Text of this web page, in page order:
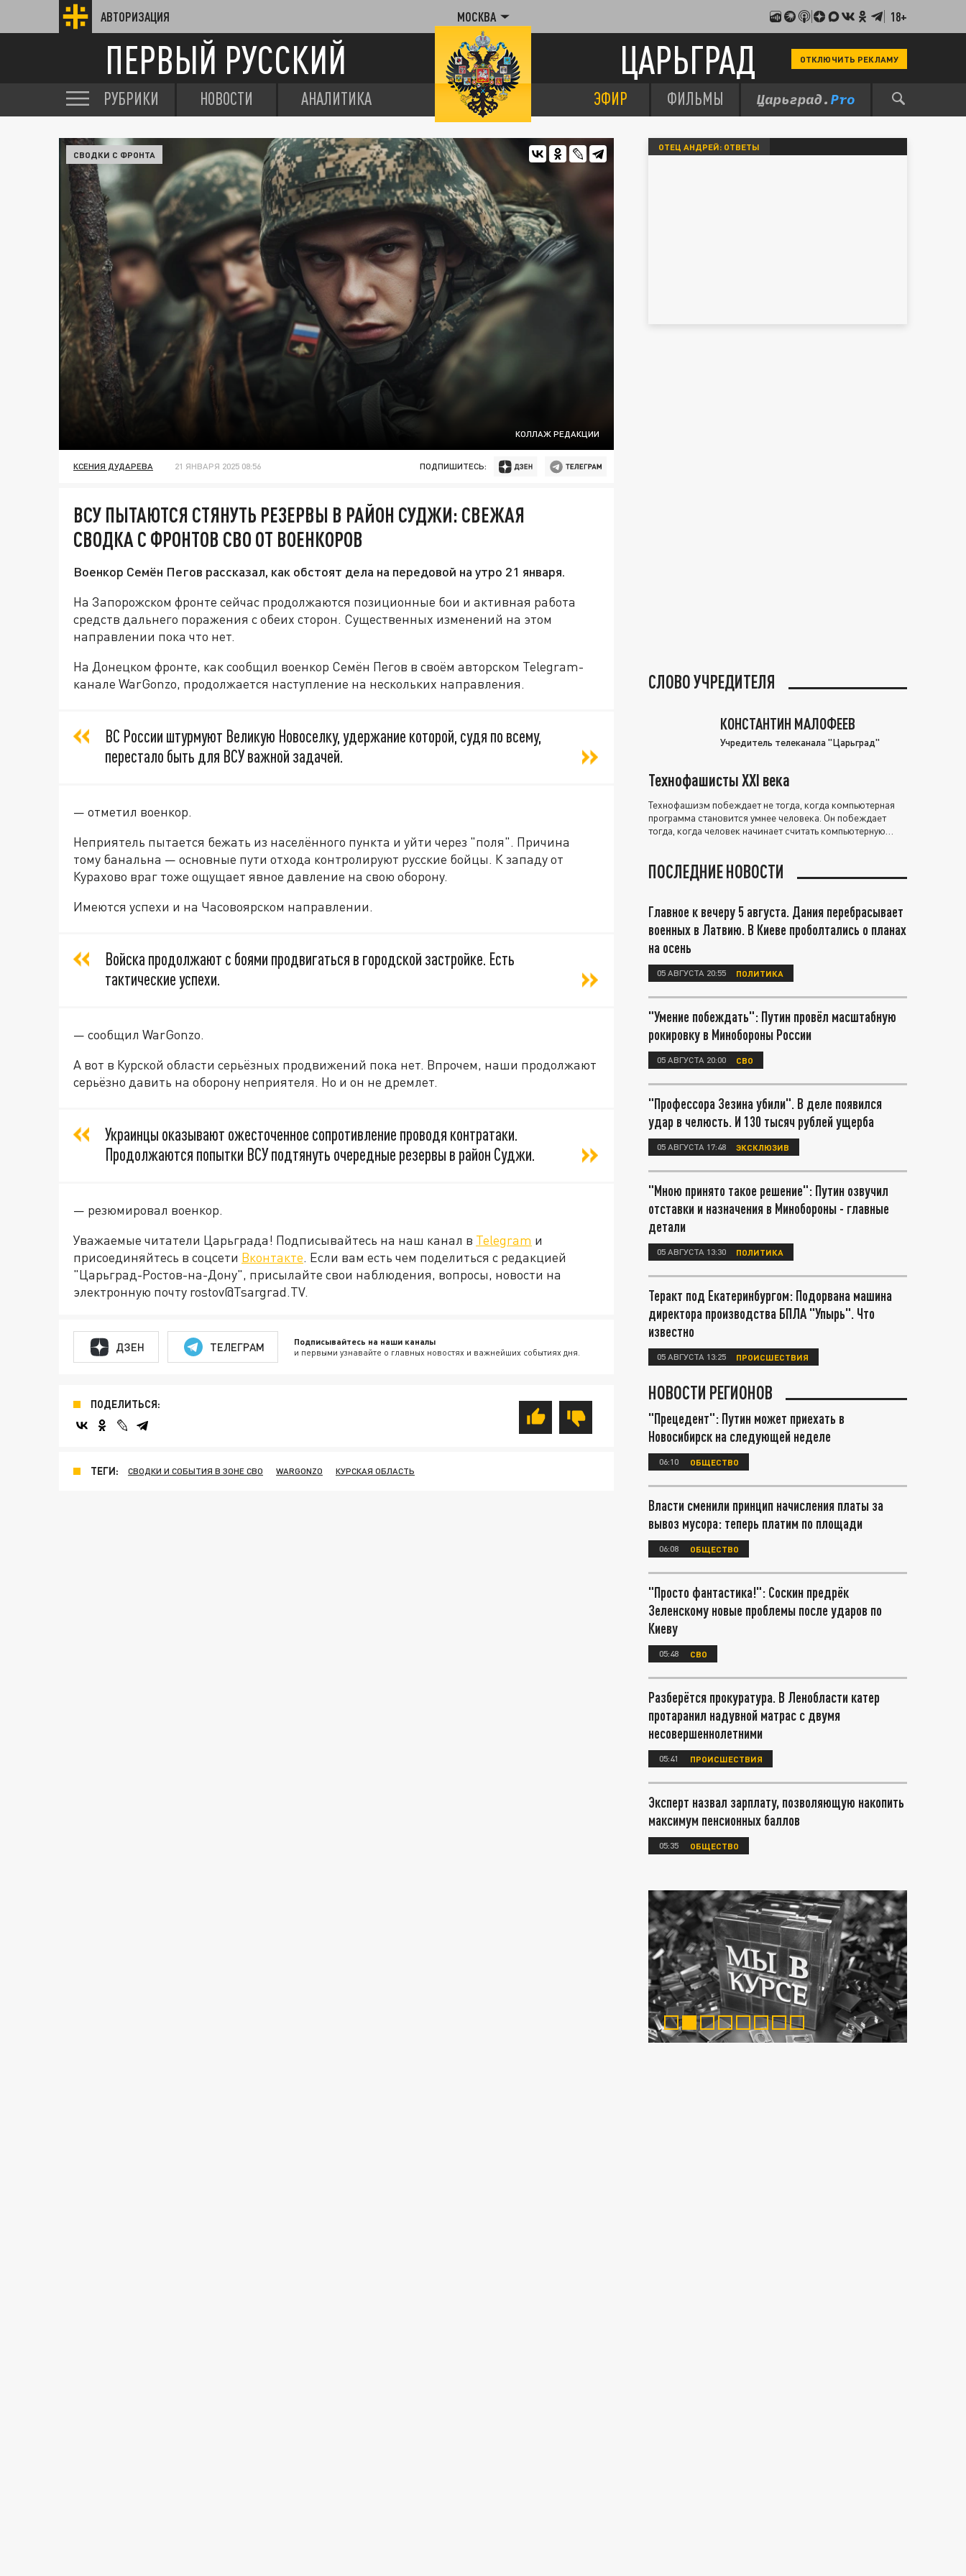
АВТОРИЗАЦИЯ МОСКВА 18+
ПЕРВЫЙ РУССКИЙ ЦАРЬГРАД ОТКЛЮЧИТЬ РЕКЛАМУ
РУБРИКИ НОВОСТИ АНАЛИТИКА ЭФИР ФИЛЬМЫ
КОЛЛАЖ РЕДАКЦИИ
СВОДКИ С ФРОНТА
КСЕНИЯ ДУДАРЕВА 21 ЯНВАРЯ 2025 08:56 ПОДПИШИТЕСЬ:
ВСУ ПЫТАЮТСЯ СТЯНУТЬ РЕЗЕРВЫ В РАЙОН СУДЖИ: СВЕЖАЯ
СВОДКА С ФРОНТОВ СВО ОТ ВОЕНКОРОВ
Военкор Семён Пегов рассказал, как обстоят дела на передовой на утро 21 января.
На Запорожском фронте сейчас продолжаются позиционные бои и активная работа
средств дальнего поражения с обеих сторон. Существенных изменений на этом
направлении пока что нет.
На Донецком фронте, как сообщил военкор Семён Пегов в своём авторском Telegram-
канале WarGonzo, продолжается наступление на нескольких направления.
ВС России штурмуют Великую Новоселку, удержание которой, судя по всему,
перестало быть для ВСУ важной задачей.
— отметил военкор.
Неприятель пытается бежать из населённого пункта и уйти через "поля". Причина
тому банальна — основные пути отхода контролируют русские бойцы. К западу от
Курахово враг тоже ощущает явное давление на свою оборону.
Имеются успехи и на Часовоярском направлении.
Войска продолжают с боями продвигаться в городской застройке. Есть
тактические успехи.
— сообщил WarGonzo.
А вот в Курской области серьёзных продвижений пока нет. Впрочем, наши продолжают
серьёзно давить на оборону неприятеля. Но и он не дремлет.
Украинцы оказывают ожесточенное сопротивление проводя контратаки.
Продолжаются попытки ВСУ подтянуть очередные резервы в район Суджи.
— резюмировал военкор.
Уважаемые читатели Царьграда! Подписывайтесь на наш канал в Telegram и
присоединяйтесь в соцсети Вконтакте. Если вам есть чем поделиться с редакцией
"Царьград-Ростов-на-Дону", присылайте свои наблюдения, вопросы, новости на
электронную почту rostov@Tsargrad.ТV.
ДЗЕН ТЕЛЕГРАМ Подписывайтесь на наши каналы
и первыми узнавайте о главных новостях и важнейших событиях дня.
ПОДЕЛИТЬСЯ:
ТЕГИ: СВОДКИ И СОБЫТИЯ В ЗОНЕ СВО WARGONZO КУРСКАЯ ОБЛАСТЬ
ОТЕЦ АНДРЕЙ: ОТВЕТЫ
СЛОВО УЧРЕДИТЕЛЯ
КОНСТАНТИН МАЛОФЕЕВ
Учредитель телеканала "Царьград"
Технофашисты XXI века
Технофашизм побеждает не тогда, когда компьютерная
программа становится умнее человека. Он побеждает
тогда, когда человек начинает считать компьютерную
ПОСЛЕДНИЕ НОВОСТИ
Главное к вечеру 5 августа. Дания перебрасывает
военных в Латвию. В Киеве проболтались о планах
на осень
05 АВГУСТА 20:55 ПОЛИТИКА
"Умение побеждать": Путин провёл масштабную
рокировку в Минобороны России
05 АВГУСТА 20:00 СВО
"Профессора Зезина убили". В деле появился
удар в челюсть. И 130 тысяч рублей ущерба
05 АВГУСТА 17:48 ЭКСКЛЮЗИВ
"Мною принято такое решение": Путин озвучил
отставки и назначения в Минобороны - главные
детали
05 АВГУСТА 13:30 ПОЛИТИКА
Теракт под Екатеринбургом: Подорвана машина
директора производства БПЛА "Упырь". Что
известно
05 АВГУСТА 13:25 ПРОИСШЕСТВИЯ
НОВОСТИ РЕГИОНОВ
"Прецедент": Путин может приехать в
Новосибирск на следующей неделе
06:10 ОБЩЕСТВО
Власти сменили принцип начисления платы за
вывоз мусора: теперь платим по площади
06:08 ОБЩЕСТВО
"Просто фантастика!": Соскин предрёк
Зеленскому новые проблемы после ударов по
Киеву
05:48 СВО
Разберётся прокуратура. В Ленобласти катер
протаранил надувной матрас с двумя
несовершеннолетними
05:41 ПРОИСШЕСТВИЯ
Эксперт назвал зарплату, позволяющую накопить
максимум пенсионных баллов
05:35 ОБЩЕСТВО